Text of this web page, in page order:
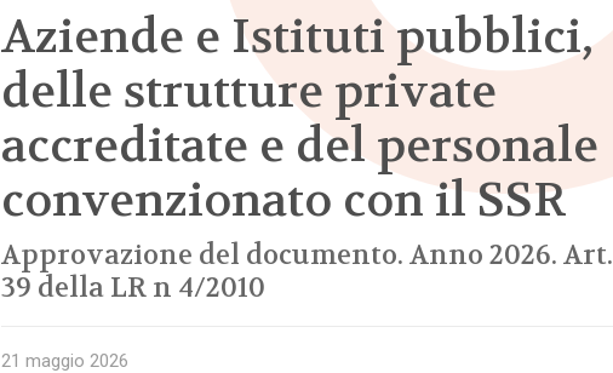
Aziende e Istituti pubblici,
delle strutture private
accreditate e del personale
convenzionato con il SSR
Approvazione del documento. Anno 2026. Art.
39 della LR n 4/2010
21 maggio 2026